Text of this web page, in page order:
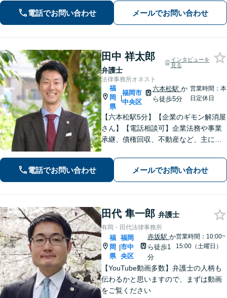
寄り添い、納得して次の一歩を踏み出
せるよう全力でサポートします【夜
間・休日相談可】【電話・WEB面談
可】
電話でお問い合わせ メールでお問い合わせ
田中 祥太郎
弁護士
インタビューを
見る
法律事務所オネスト
福
岡
県
|
福岡市
中央区
六本松駅か
ら徒歩5分
営業時間：本
日定休日
【六本松駅5分】【企業のギモン解消屋
さん】【電話相談可】企業法務や事業
承継、債権回収、不動産など、主に企
のみなさまが安心して本業に専念でき
るよう、法律に関するちょっとした疑
問や悩みも迅速に解消。ぜひご相談く
ださい。
電話でお問い合わせ メールでお問い合わせ
田代 隼一郎 弁護士
有岡・田代法律事務所
福
岡
県
|
福岡
市中
央区
赤坂駅 か
ら徒歩1
分
営業時間：10:00~
15:00（土曜日）
【YouTube動画多数】弁護士の人柄も
伝わるかと思いますので、まずは動画
をご覧ください